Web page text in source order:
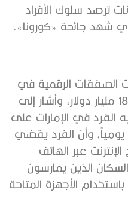
ترصد سلوك الأفراد
الصفقات الرقمية في
الإمارات خلال 2020 بلغت 18.50 مليار دولار، وأشار إلى
في الإمارات على
ساعات و24 دقيقة يومياً، وأن الفرد يقضي
عبر الهاتف
الذين يمارسون
باستخدام الأجهزة المتاحة